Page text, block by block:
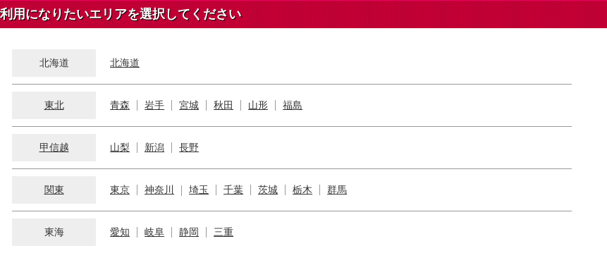
用になりたいエリアを選択してください
北海道 北海道
東北 青森 岩手 宮城 秋田 山形 福島
甲信越 山梨 新潟 長野
関東 東京 神奈川 埼玉 千葉 茨城 栃木 群馬
東海 愛知 岐阜 静岡 三重